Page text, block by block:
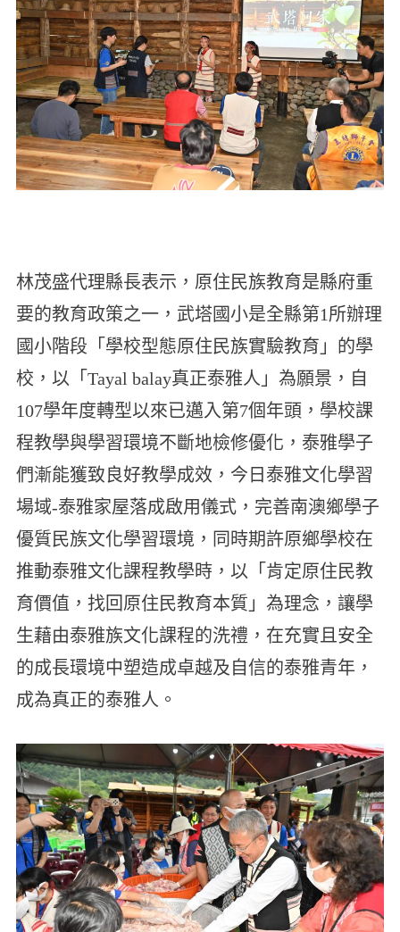
林茂盛代理縣長表示，原住民族教育是縣府重
要的教育政策之一，武塔國小是全縣第1所辦理
國小階段「學校型態原住民族實驗教育」的學
校，以「Tayal balay真正泰雅人」為願景，自
107學年度轉型以來已邁入第7個年頭，學校課
程教學與學習環境不斷地檢修優化，泰雅學子
們漸能獲致良好教學成效，今日泰雅文化學習
場域-泰雅家屋落成啟用儀式，完善南澳鄉學子
優質民族文化學習環境，同時期許原鄉學校在
推動泰雅文化課程教學時，以「肯定原住民教
育價值，找回原住民教育本質」為理念，讓學
生藉由泰雅族文化課程的洗禮，在充實且安全
的成長環境中塑造成卓越及自信的泰雅青年，
成為真正的泰雅人。